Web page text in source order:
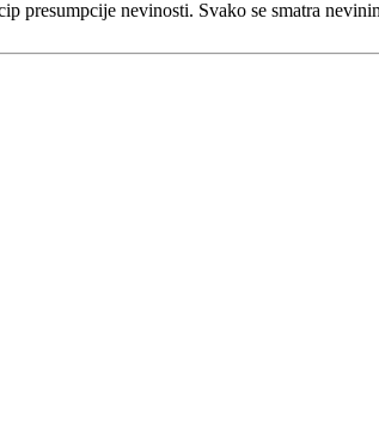
presumpcije nevinosti. Svako se smatra